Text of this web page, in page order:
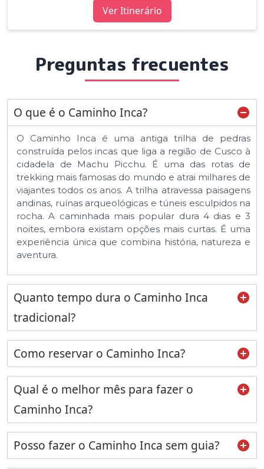
Ver Itinerário
Preguntas frecuentes
O que é o Caminho Inca?
O Caminho Inca é uma antiga trilha de pedras
construída pelos incas que liga a região de Cusco à
cidadela de Machu Picchu. É uma das rotas de
trekking mais famosas do mundo e atrai milhares de
viajantes todos os anos. A trilha atravessa paisagens
andinas, ruínas arqueológicas e túneis esculpidos na
rocha. A caminhada mais popular dura 4 dias e 3
noites, embora existam opções mais curtas. É uma
experiência única que combina história, natureza e
aventura.
Quanto tempo dura o Caminho Inca
tradicional?
Como reservar o Caminho Inca?
Qual é o melhor mês para fazer o
Caminho Inca?
Posso fazer o Caminho Inca sem guia?